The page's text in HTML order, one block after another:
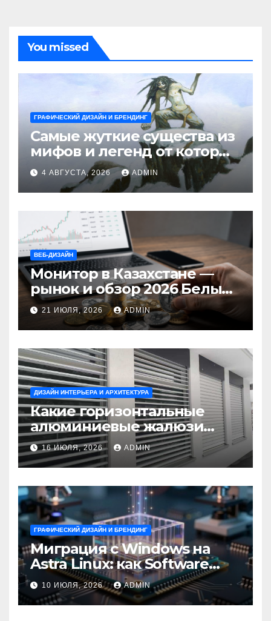
You missed
ГРАФИЧЕСКИЙ ДИЗАЙН И БРЕНДИНГ
Самые жуткие существа из
мифов и легенд от которых
стынет кровь
4 АВГУСТА, 2026 ADMIN
ВЕБ-ДИЗАЙН
Монитор в Казахстане —
рынок и обзор 2026 Белый
Ветер Shop.kz
21 ИЮЛЯ, 2026 ADMIN
ДИЗАЙН ИНТЕРЬЕРА И АРХИТЕКТУРА
Какие горизонтальные
алюминиевые жалюзи
выбрать для окон?
16 ИЮЛЯ, 2026 ADMIN
ГРАФИЧЕСКИЙ ДИЗАЙН И БРЕНДИНГ
Миграция с Windows на
Astra Linux: как Software
Group успешно перешла на
отечественную ОС
10 ИЮЛЯ, 2026 ADMIN